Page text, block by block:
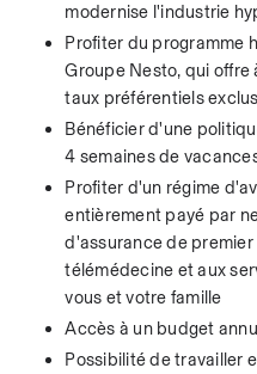
modernise l'industrie
Profiter du programme
Groupe Nesto, qui offre
taux préférentiels
Bénéficier d'une
4 semaines de
Profiter d'un régime
entièrement payé par
d'assurance de
télémédecine et aux
vous et votre famille
Accès à un budget
Possibilité de travailler